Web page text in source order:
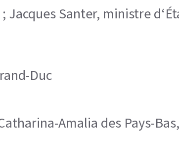
Jacques Santer, ministre
Duc
Amalia des Pays-